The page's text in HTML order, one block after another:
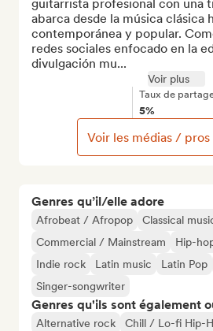
Genres qu’il/elle adore
Afrobeat / Afropop
Classical
Commercial / Mainstream
Hip-
Indie rock
Latin music Latin Pop
Singer-songwriter
Genres qu'ils sont également
Alternative rock Chill / Lo-fi Hip-
guitarrista profesional con una
abarca desde la música clásica
contemporánea y popular.
redes sociales enfocado en la
divulgación mu...
Voir plus
Taux de
5%
Voir les médias / pros